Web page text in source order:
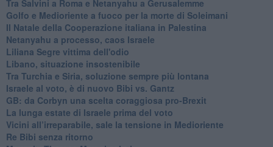
Tra Salvini a Roma e Netanyahu a Gerusalemme
Golfo e Medioriente a fuoco per la morte di Soleimani
Il Natale della Cooperazione italiana in Palestina
Netanyahu a processo, caos Israele
Liliana Segre vittima dell'odio
Libano, situazione insostenibile
Tra Turchia e Siria, soluzione sempre più lontana
Israele al voto, è di nuovo Bibi vs. Gantz
GB: da Corbyn una scelta coraggiosa pro-Brexit
La lunga estate di Israele prima del voto
Vicini all’irreparabile, sale la tensione in Medioriente
Re Bibi senza ritorno